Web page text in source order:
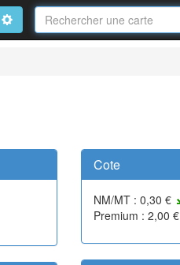
Nom
de
la
Avancé
Cote
NM/MT : 0,30 €
Premium : 2,00 €